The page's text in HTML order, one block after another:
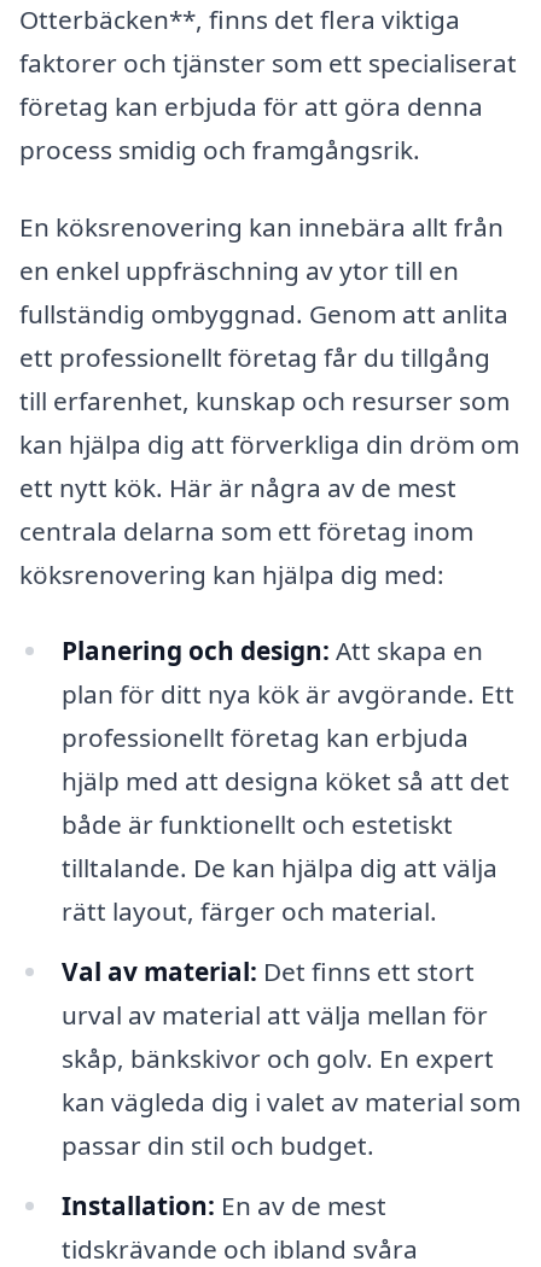
Otterbäcken**, finns det flera viktiga
faktorer och tjänster som ett specialiserat
företag kan erbjuda för att göra denna
process smidig och framgångsrik.
En köksrenovering kan innebära allt från
en enkel uppfräschning av ytor till en
fullständig ombyggnad. Genom att anlita
ett professionellt företag får du tillgång
till erfarenhet, kunskap och resurser som
kan hjälpa dig att förverkliga din dröm om
ett nytt kök. Här är några av de mest
centrala delarna som ett företag inom
köksrenovering kan hjälpa dig med:
Planering och design: Att skapa en
plan för ditt nya kök är avgörande. Ett
professionellt företag kan erbjuda
hjälp med att designa köket så att det
både är funktionellt och estetiskt
tilltalande. De kan hjälpa dig att välja
rätt layout, färger och material.
Val av material: Det finns ett stort
urval av material att välja mellan för
skåp, bänkskivor och golv. En expert
kan vägleda dig i valet av material som
passar din stil och budget.
Installation: En av de mest
tidskrävande och ibland svåra